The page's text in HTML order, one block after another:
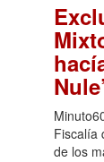
Fiscalía
de los